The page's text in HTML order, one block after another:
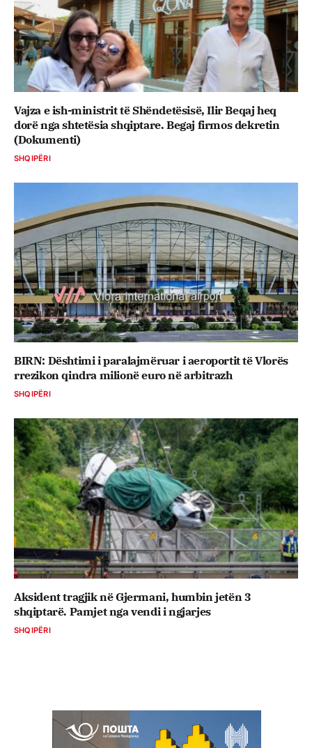
Vajza e ish-ministrit të Shëndetësisë, Ilir Beqaj heq
dorë nga shtetësia shqiptare. Begaj firmos dekretin
(Dokumenti)
SHQIPËRI
BIRN: Dështimi i paralajmëruar i aeroportit të Vlorës
rrezikon qindra milionë euro në arbitrazh
SHQIPËRI
Aksident tragjik në Gjermani, humbin jetën 3
shqiptarë. Pamjet nga vendi i ngjarjes
SHQIPËRI